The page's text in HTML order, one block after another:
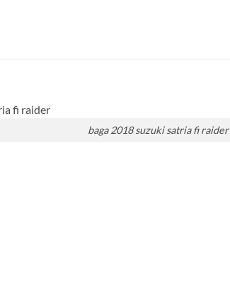
baga 2018 suzuki satria fi raider